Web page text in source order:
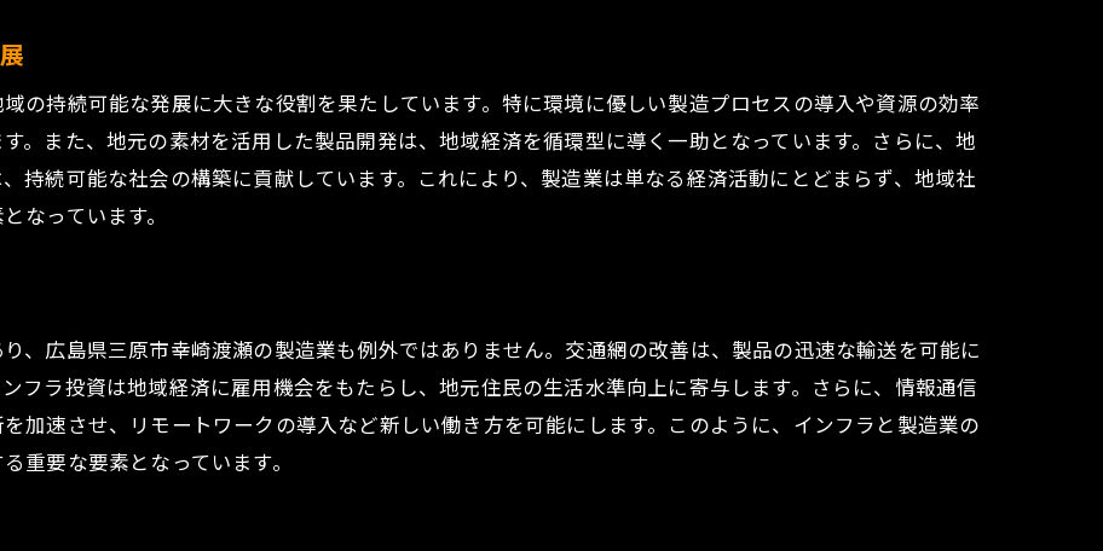
地域特性を活かした技術革新の成功事例
製造業における地域資源の活用法
技術革新がもたらす新たなビジネスチャンス
地域特性と製造業の未来のビジョン
若者の興味を引きつける幸崎渡瀬の製造業の魅力
若者を引きつける製造業の働きがい
キャリアとしての製造業の魅力を探る
の持続可能な発展に大きな役割を果たしています。特に環境に優しい製造プロセスの導入や資源の効率
。また、地元の素材を活用した製品開発は、地域経済を循環型に導く一助となっています。さらに、地
持続可能な社会の構築に貢献しています。これにより、製造業は単なる経済活動にとどまらず、地域社
なっています。
、広島県三原市幸崎渡瀬の製造業も例外ではありません。交通網の改善は、製品の迅速な輸送を可能に
フラ投資は地域経済に雇用機会をもたらし、地元住民の生活水準向上に寄与します。さらに、情報通信
加速させ、リモートワークの導入など新しい働き方を可能にします。このように、インフラと製造業の
重要な要素となっています。